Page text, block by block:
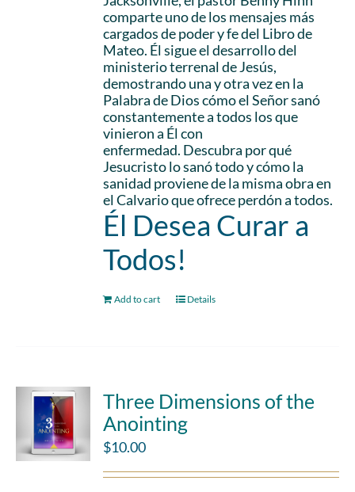
comparte uno de los mensajes más
cargados de poder y fe del Libro de
Mateo. Él sigue el desarrollo del
ministerio terrenal de Jesús,
demostrando una y otra vez en la
Palabra de Dios cómo el Señor sanó
constantemente a todos los que
vinieron a Él con
enfermedad. Descubra por qué
Jesucristo lo sanó todo y cómo la
sanidad proviene de la misma obra en
el Calvario que ofrece perdón a todos.
Él Desea Curar a
Todos!
Add to cart Details
Three Dimensions of the
Anointing
$10.00